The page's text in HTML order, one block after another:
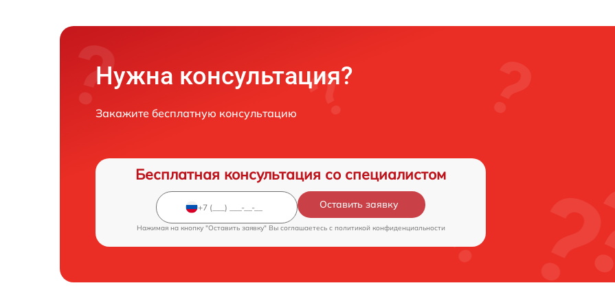
Нужна консультация?
Закажите бесплатную консультацию
Бесплатная консультация со специалистом
Оставить заявку
Нажимая на кнопку "Оставить заявку" Вы соглашаетесь c политикой конфиденциальности